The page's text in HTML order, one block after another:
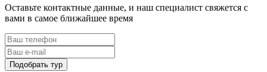
Оставьте контактные данные, и наш специалист свяжется с
вами в самое ближайшее время
Подобрать тур